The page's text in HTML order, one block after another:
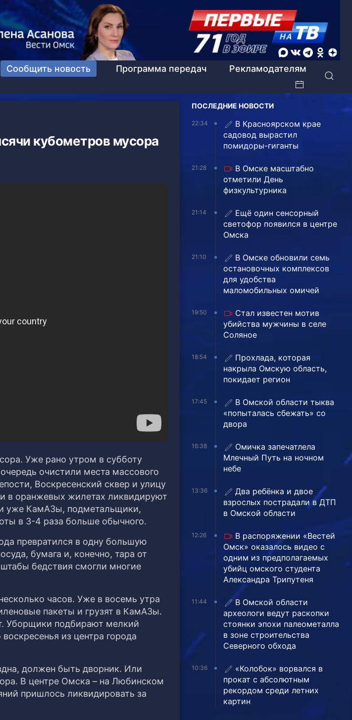
Сообщить новость Программа передач
Рекламодателям
кубометров мусора
Уже рано утром в субботу
очистили места массового
Воскресенский сквер и улицу
в оранжевых жилетах ликвидируют
уже КамАЗы, подметальщики,
в 3-4 раза больше обычного.
превратился в одну большую
бумага и, конечно, тара от
бедствия смогли многие
часов. Уже в восемь утра
пакеты и грузят в КамАЗы.
Уборщики подбирают мелкий
из центра города
должен быть дворник. Или
В центре Омска – на Любинском
пришлось ликвидировать за
ПОСЛЕДНИЕ НОВОСТИ
22:34
В Красноярском крае
садовод вырастил
помидоры-гиганты
21:28
В Омске масштабно
отметили День
физкультурника
21:14
Ещё один сенсорный
светофор появился в центре
Омска
21:10
В Омске обновили семь
остановочных комплексов
для удобства
маломобильных омичей
19:50
Стал известен мотив
убийства мужчины в селе
Соляное
18:54
Прохлада, которая
накрыла Омскую область,
покидает регион
17:45
В Омской области тыква
«попыталась сбежать» со
двора
16:38
Омичка запечатлела
Млечный Путь на ночном
небе
13:36
Два ребёнка и двое
взрослых пострадали в ДТП
в Омской области
12:26
В распоряжении «Вестей
Омск» оказалось видео с
одним из предполагаемых
убийц омского студента
Александра Трипутеня
11:44
В Омской области
археологи ведут раскопки
стоянки эпохи палеометалла
в зоне строительства
Северного обхода
10:36
«Колобок» ворвался в
прокат с абсолютным
рекордом среди летних
картин